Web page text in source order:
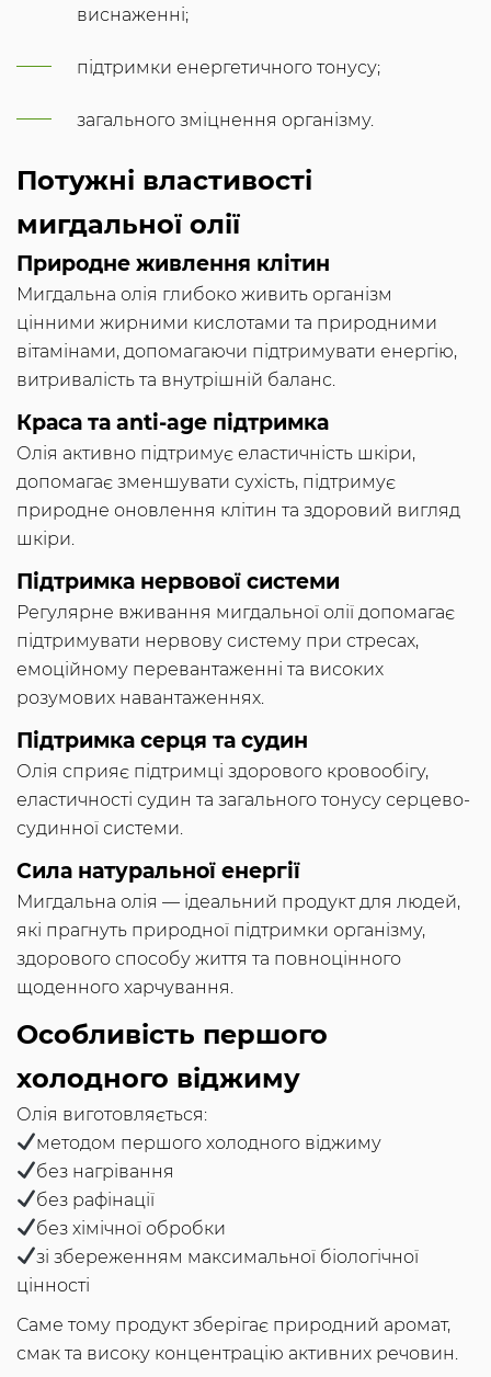
виснаженні;
підтримки енергетичного тонусу;
загального зміцнення організму.
Потужні властивості
мигдальної олії
Природне живлення клітин
Мигдальна олія глибоко живить організм
цінними жирними кислотами та природними
вітамінами, допомагаючи підтримувати енергію,
витривалість та внутрішній баланс.
Краса та anti-age підтримка
Олія активно підтримує еластичність шкіри,
допомагає зменшувати сухість, підтримує
природне оновлення клітин та здоровий вигляд
шкіри.
Підтримка нервової системи
Регулярне вживання мигдальної олії допомагає
підтримувати нервову систему при стресах,
емоційному перевантаженні та високих
розумових навантаженнях.
Підтримка серця та судин
Олія сприяє підтримці здорового кровообігу,
еластичності судин та загального тонусу серцево-
судинної системи.
Сила натуральної енергії
Мигдальна олія — ідеальний продукт для людей,
які прагнуть природної підтримки організму,
здорового способу життя та повноцінного
щоденного харчування.
Особливість першого
холодного віджиму
Олія виготовляється:
методом першого холодного віджиму
без нагрівання
без рафінації
без хімічної обробки
зі збереженням максимальної біологічної
цінності
Саме тому продукт зберігає природний аромат,
смак та високу концентрацію активних речовин.